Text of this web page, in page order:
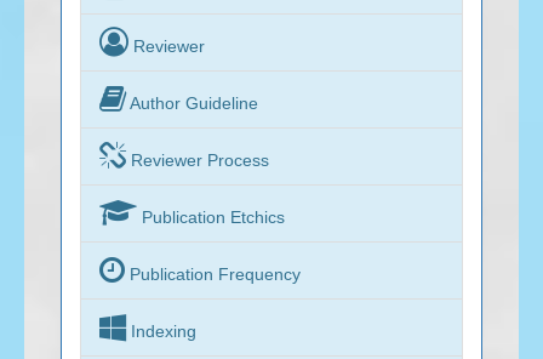
 Reviewer
Author Guideline
 Reviewer Process
 Publication Etchics
 Publication Frequency
 Indexing